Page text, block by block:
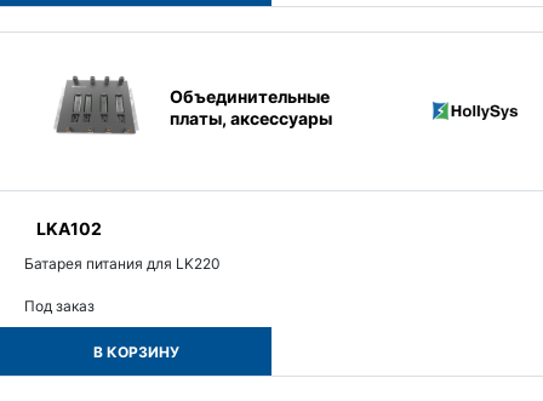
Объединительные
платы, аксессуары
LKA102
Батарея питания для LK220
Под заказ
В КОРЗИНУ